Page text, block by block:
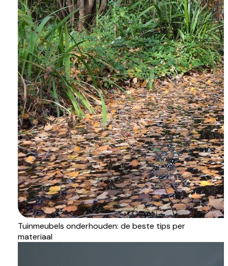
Tuinmeubels onderhouden: de beste tips per
materiaal